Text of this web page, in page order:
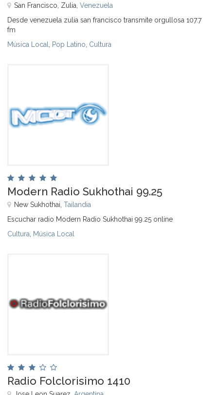
San Francisco, Zulia, Venezuela
Desde venezuela zulia san francisco transmite orgullosa 107.7
fm
Música Local
Pop Latino Cultura
Modern Radio Sukhothai 99.25
New Sukhothai, Tailandia
Escuchar radio Modern Radio Sukhothai 99.25 online
Cultura Música Local
Radio Folclorisimo 1410